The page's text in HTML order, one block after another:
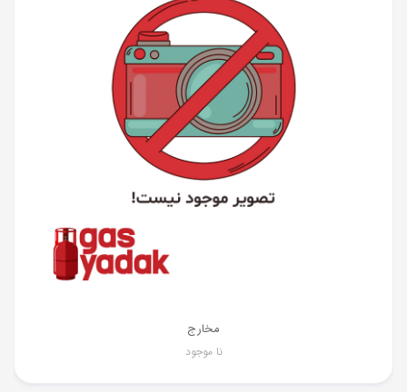
مخارج
نا موجود